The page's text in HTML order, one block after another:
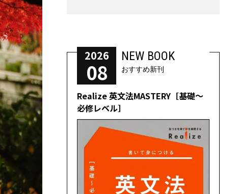
2026
08
NEW BOOK
おすすめ新刊
Realize 英文法MASTERY［基礎～
必修レベル］